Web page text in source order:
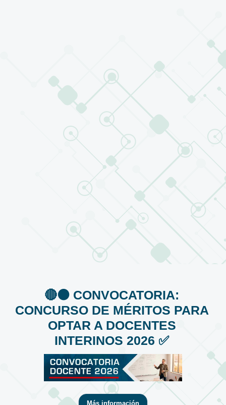
🔴⚫️ CONVOCATORIA:
CONCURSO DE MÉRITOS PARA
OPTAR A DOCENTES
INTERINOS 2026 ✅
Más información